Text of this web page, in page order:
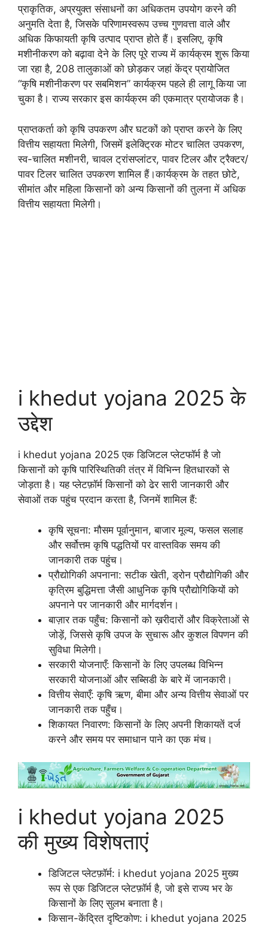
प्राकृतिक, अप्रयुक्त संसाधनों का अधिकतम उपयोग करने की
अनुमति देता है, जिसके परिणामस्वरूप उच्च गुणवत्ता वाले और
अधिक किफायती कृषि उत्पाद प्राप्त होते हैं। इसलिए, कृषि
मशीनीकरण को बढ़ावा देने के लिए पूरे राज्य में कार्यक्रम शुरू किया
जा रहा है, 208 तालुकाओं को छोड़कर जहां केंद्र प्रायोजित
“कृषि मशीनीकरण पर सबमिशन” कार्यक्रम पहले ही लागू किया जा
चुका है। राज्य सरकार इस कार्यक्रम की एकमात्र प्रायोजक है।
प्राप्तकर्ता को कृषि उपकरण और घटकों को प्राप्त करने के लिए
वित्तीय सहायता मिलेगी, जिसमें इलेक्ट्रिक मोटर चालित उपकरण,
स्व-चालित मशीनरी, चावल ट्रांसप्लांटर, पावर टिलर और ट्रैक्टर/
पावर टिलर चालित उपकरण शामिल हैं।कार्यक्रम के तहत छोटे,
सीमांत और महिला किसानों को अन्य किसानों की तुलना में अधिक
वित्तीय सहायता मिलेगी।
i khedut yojana 2025 के
उद्देश
i khedut yojana 2025 एक डिजिटल प्लेटफॉर्म है जो
किसानों को कृषि पारिस्थितिकी तंत्र में विभिन्न हितधारकों से
जोड़ता है। यह प्लेटफ़ॉर्म किसानों को ढेर सारी जानकारी और
सेवाओं तक पहुंच प्रदान करता है, जिनमें शामिल हैं:
कृषि सूचना: मौसम पूर्वानुमान, बाजार मूल्य, फसल सलाह
और सर्वोत्तम कृषि पद्धतियों पर वास्तविक समय की
जानकारी तक पहुंच।
प्रौद्योगिकी अपनाना: सटीक खेती, ड्रोन प्रौद्योगिकी और
कृत्रिम बुद्धिमत्ता जैसी आधुनिक कृषि प्रौद्योगिकियों को
अपनाने पर जानकारी और मार्गदर्शन।
बाज़ार तक पहुँच: किसानों को ख़रीदारों और विक्रेताओं से
जोड़ें, जिससे कृषि उपज के सुचारू और कुशल विपणन की
सुविधा मिलेगी।
सरकारी योजनाएँ: किसानों के लिए उपलब्ध विभिन्न
सरकारी योजनाओं और सब्सिडी के बारे में जानकारी।
वित्तीय सेवाएँ: कृषि ऋण, बीमा और अन्य वित्तीय सेवाओं पर
जानकारी तक पहुँच।
शिकायत निवारण: किसानों के लिए अपनी शिकायतें दर्ज
करने और समय पर समाधान पाने का एक मंच।
i khedut yojana 2025
की मुख्य विशेषताएं
डिजिटल प्लेटफ़ॉर्म: i khedut yojana 2025 मुख्य
रूप से एक डिजिटल प्लेटफ़ॉर्म है, जो इसे राज्य भर के
किसानों के लिए सुलभ बनाता है।
किसान-केंद्रित दृष्टिकोण: i khedut yojana 2025